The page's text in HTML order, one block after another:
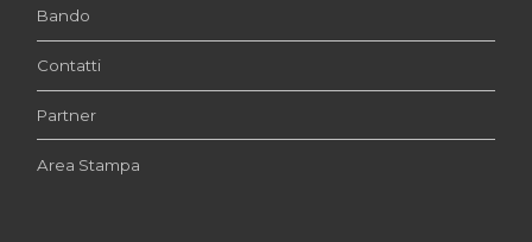
Bando
Contatti
Partner
Area Stampa